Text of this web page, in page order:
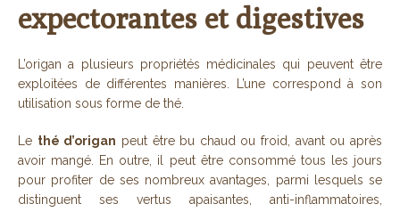
expectorantes et digestives
L’origan a plusieurs propriétés médicinales qui peuvent être
exploitées de différentes manières. L’une correspond à son
utilisation sous forme de thé.
Le thé d’origan peut être bu chaud ou froid, avant ou après
avoir mangé. En outre, il peut être consommé tous les jours
pour profiter de ses nombreux avantages, parmi lesquels se
distinguent ses vertus apaisantes, anti-inflammatoires,